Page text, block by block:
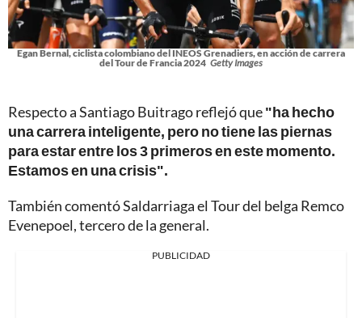
Egan Bernal, ciclista colombiano del INEOS Grenadiers, en acción de carrera
del Tour de Francia 2024 Getty Images
Respecto a Santiago Buitrago reflejó que"ha hecho
una carrera inteligente, pero no tiene las piernas
para estar entre los 3 primeros en este momento.
Estamos en una crisis".
También comentó Saldarriaga el Tour del belga Remco
Evenepoel, tercero de la general.
PUBLICIDAD